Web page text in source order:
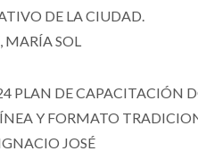
DE LA CIUDAD.
MARÍA SOL
PLAN DE CAPACITACIÓN
Y FORMATO
JOSÉ